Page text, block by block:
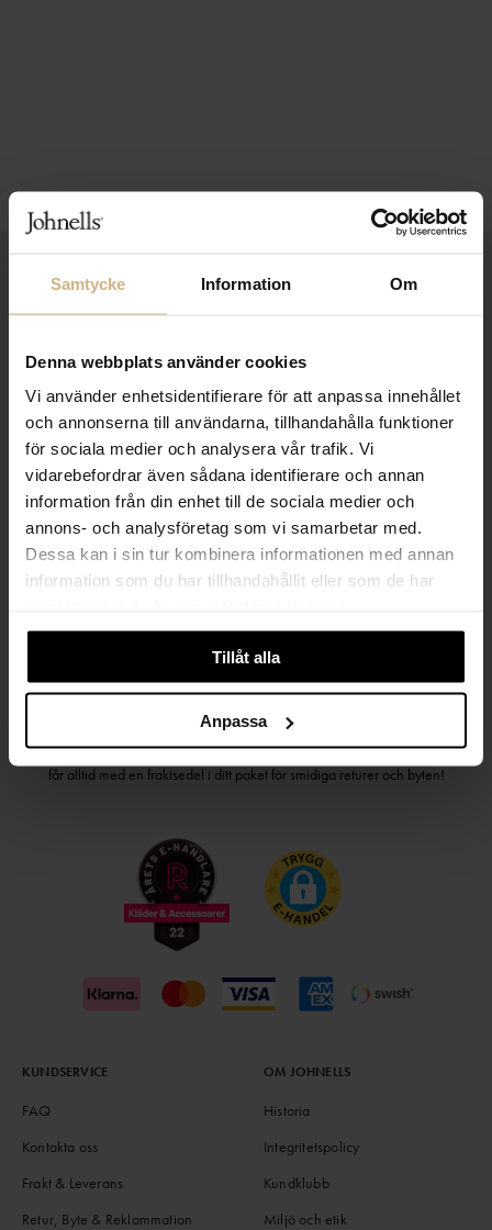
Samtycke Information Om
Denna webbplats använder cookies
Vi använder enhetsidentifierare för att anpassa innehållet
och annonserna till användarna, tillhandahålla funktioner
för sociala medier och analysera vår trafik. Vi
vidarebefordrar även sådana identifierare och annan
information från din enhet till de sociala medier och
annons- och analysföretag som vi samarbetar med.
Dessa kan i sin tur kombinera informationen med annan
information som du har tillhandahållit eller som de har
Tillåt alla
Anpassa
SAMLA BONUS I KUNDKLUBBEN
Håll dig uppdaterad
PRENUMERERA PÅ VÅRT NYHETSBREV
Kvinna Man
Välj det betalsätt som passar dig med Klarna. Vi på Johnells erbjuder flera
bekväma fraktalternativ; utlämningsställe, hemleverans och paketskåp. Du
får alltid med en fraktsedel i ditt paket för smidiga returer och byten!
KUNDSERVICE
FAQ
Kontakta oss
Frakt & Leverans
Retur, Byte & Reklammation
OM JOHNELLS
Historia
Integritetspolicy
Kundklubb
Miljö och etik